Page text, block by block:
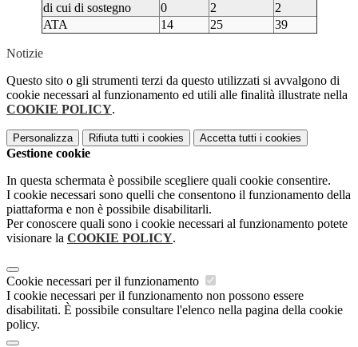
di cui di sostegno
0 2
2
ATA
14 25 39
Notizie
Questo sito o gli strumenti terzi da questo utilizzati si avvalgono di
cookie necessari al funzionamento ed utili alle finalità illustrate nella
COOKIE POLICY.
Personalizza Rifiuta tutti i cookies Accetta tutti i cookies
Gestione cookie
In questa schermata è possibile scegliere quali cookie consentire.
I cookie necessari sono quelli che consentono il funzionamento della
piattaforma e non è possibile disabilitarli.
Per conoscere quali sono i cookie necessari al funzionamento potete
visionare la COOKIE POLICY.
Cookie necessari per il funzionamento
I cookie necessari per il funzionamento non possono essere
disabilitati. È possibile consultare l'elenco nella pagina della cookie
policy.